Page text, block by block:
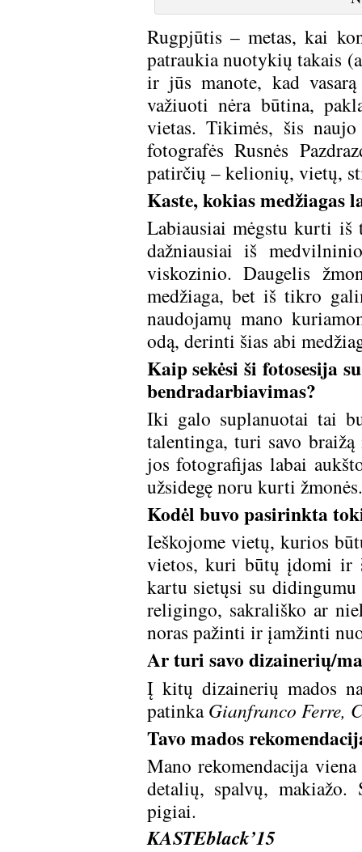
Rugpjūtis – metas, kai
patraukia nuotykių takais
ir jūs manote, kad
važiuoti nėra būtina,
vietas. Tikimės, šis
fotografės Rusnės
patirčių – kelionių, vietų,
Kaste, kokias medžiagas
Labiausiai mėgstu kurti
dažniausiai iš
viskozinio. Daugelis
medžiaga, bet iš tikro
naudojamų mano
odą, derinti šias abi
Kaip sekėsi ši fotosesija
bendradarbiavimas?
Iki galo suplanuotai tai
talentinga, turi savo
jos fotografijas labai
užsidegę noru kurti žmonės.
Kodėl buvo pasirinkta
Ieškojome vietų, kurios
vietos, kuri būtų įdomi
kartu sietųsi su
religingo, sakrališko ar
noras pažinti ir įamžinti
Ar turi savo dizainerių/
Į kitų dizainerių mados
patinkaGianfranco Ferre,
Tavo mados
Mano rekomendacija
detalių, spalvų,
pigiai.
KASTEblack’15